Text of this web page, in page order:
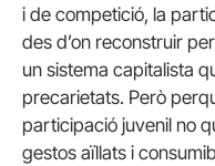
i de competició, la
des d’on reconstruir
un sistema capitalista
precarietats. Però
participació juvenil no
gestos aïllats i